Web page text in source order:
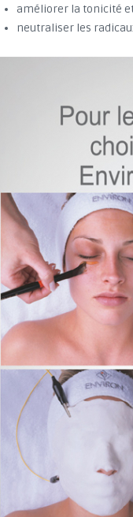
améliorer la tonicité
neutraliser les